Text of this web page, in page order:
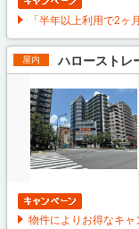
「半年以上利用で2ヶ
屋内 ハローストレ
物件によりお得なキャ